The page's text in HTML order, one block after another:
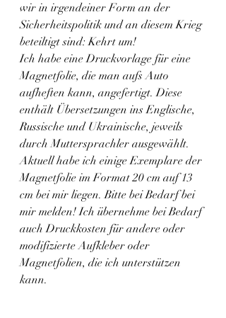
wir in irgendeiner Form an der
Sicherheitspolitik und an diesem Krieg
beteiltigt sind: Kehrt um!
Ich habe eine Druckvorlage für eine
Magnetfolie, die man aufs Auto
aufheften kann, angefertigt. Diese
enthält Übersetzungen ins Englische,
Russische und Ukrainische, jeweils
durch Muttersprachler ausgewählt.
Aktuell habe ich einige Exemplare der
Magnetfolie im Format 20 cm auf 13
cm bei mir liegen. Bitte bei Bedarf bei
mir melden! Ich übernehme bei Bedarf
auch Druckkosten für andere oder
modifizierte Aufkleber oder
Magnetfolien, die ich unterstützen
kann.